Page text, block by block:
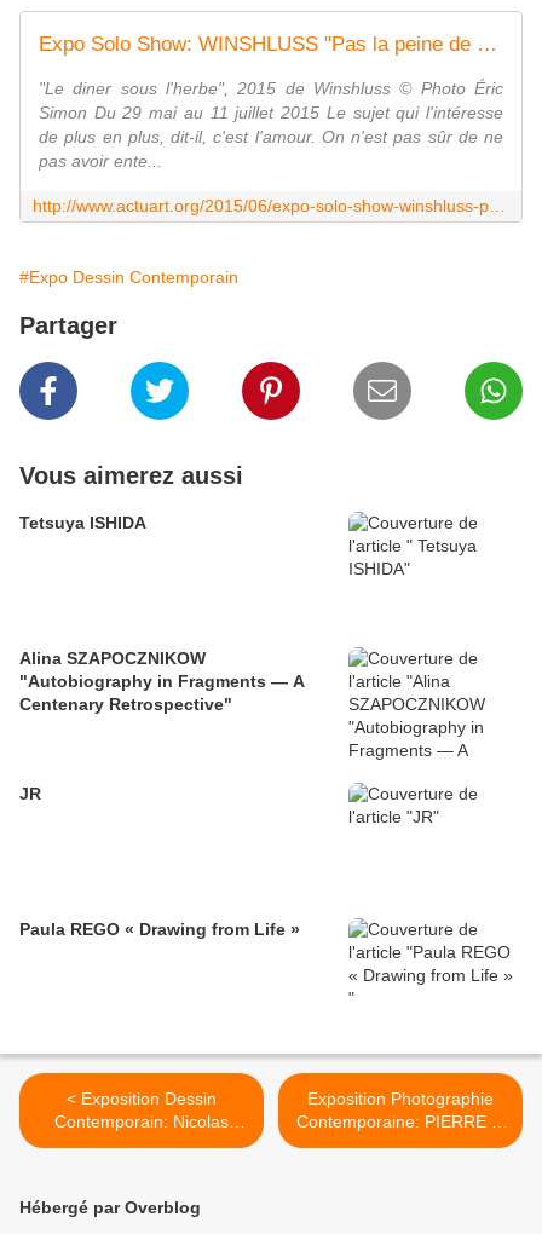
Expo Solo Show: WINSHLUSS "Pas la peine de pleurer, personne ne te regarde... " - ACTUART by Eric SIMON
"Le diner sous l'herbe", 2015 de Winshluss © Photo Éric
Simon Du 29 mai au 11 juillet 2015 Le sujet qui l'intéresse
de plus en plus, dit-il, c'est l'amour. On n'est pas sûr de ne
pas avoir ente...
#Expo Dessin Contemporain
Partager
Vous aimerez aussi
Tetsuya ISHIDA
Alina SZAPOCZNIKOW
"Autobiography in Fragments — A
Centenary Retrospective"
JR
Paula REGO « Drawing from Life »
< Exposition Dessin
Contemporain: Nicolas
PEGON « L’illusion de la fin
Exposition Photographie
Contemporaine: PIERRE et
GILLES « Errances
Hébergé par Overblog